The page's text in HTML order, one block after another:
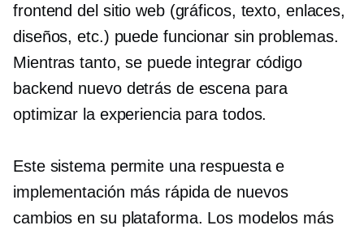
frontend del sitio web (gráficos, texto, enlaces,
diseños, etc.) puede funcionar sin problemas.
Mientras tanto, se puede integrar código
backend nuevo detrás de escena para
optimizar la experiencia para todos.
Este sistema permite una respuesta e
implementación más rápida de nuevos
cambios en su plataforma. Los modelos más